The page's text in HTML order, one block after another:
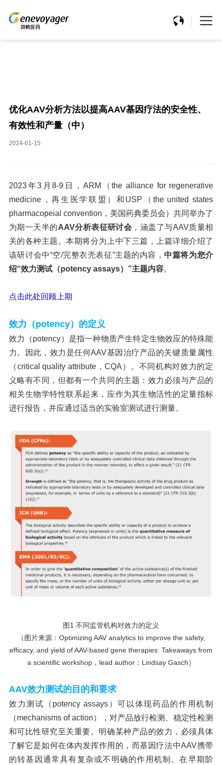
优化AAV分析方法以提高AAV基因疗法的安全性、
有效性和产量（中）
2024-01-15
2023年3月8-9日，ARM （the alliance for regenerative
medicine，再生医学联盟）和USP（the united states
pharmacopeial convention，美国药典委员会）共同举办了
为期一天半的AAV分析表征研讨会 ，涵盖了与AAV质量相
关的各种主题。本期将分为上中下三篇，上篇详细介绍了
该研讨会中“空/完整衣壳表征”主题的内容， 中篇将为您介
绍“效力测试（potency assays）”主题内容。
点击此处回顾上期
效力（potency）的定义
效力（potency）是指一种物质产生特定生物效应的特殊能
力。因此，效力是任何AAV基因治疗产品的关键质量属性
（critical quality attribute，CQA）。不同机构对效力的定
义略有不同，但都有一个共同的主题：效力必须与产品的
相关生物学特性联系起来，应作为其生物活性的定量指标
进行报告，并应通过适当的实验室测试进行测量。
图1 不同监管机构对效力的定义
（图片来源： Optimizing AAV analytics to improve the safety,
efficacy, and yield of AAV-based gene therapies: Takeaways from
a scientific workshop，lead author：Lindsay Gasch）
AAV效力测试的目的和要求
效力测试（ potency assays）可以体现药品的作用机制
（mechanisms of action），对产品放行检测、稳定性检测
和可比性研究至关重要。明确某种产品的效力，必须具体
了解它是如何在体内发挥作用的，而基因疗法中AAV携带
的转基因通常具有复杂或不明确的作用机制。在早期阶